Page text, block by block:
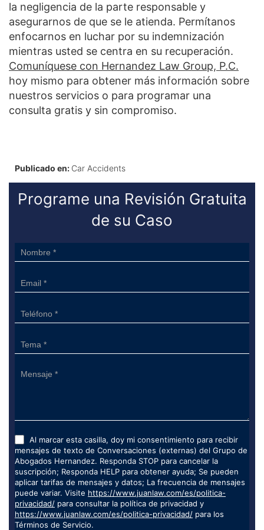
la negligencia de la parte responsable y
asegurarnos de que se le atienda. Permítanos
enfocarnos en luchar por su indemnización
mientras usted se centra en su recuperación.
Comuníquese con Hernandez Law Group, P.C.
hoy mismo para obtener más información sobre
nuestros servicios o para programar una
consulta gratis y sin compromiso.
Publicado en: Car Accidents
Programe una Revisión Gratuita
de su Caso
Sidebar
Form
Al marcar esta casilla, doy mi consentimiento para recibir
mensajes de texto de Conversaciones (externas) del Grupo de
Abogados Hernandez. Responda STOP para cancelar la
suscripción; Responda HELP para obtener ayuda; Se pueden
aplicar tarifas de mensajes y datos; La frecuencia de mensajes
puede variar. Visite https://www.juanlaw.com/es/politica-
privacidad/ para consultar la política de privacidad y
https://www.juanlaw.com/es/politica-privacidad/ para los
Términos de Servicio.